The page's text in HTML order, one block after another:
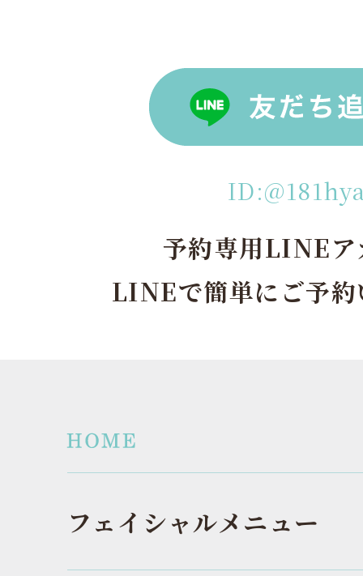
予約専用LINEア
LINEで簡単にご予
フェイシャルメニュー